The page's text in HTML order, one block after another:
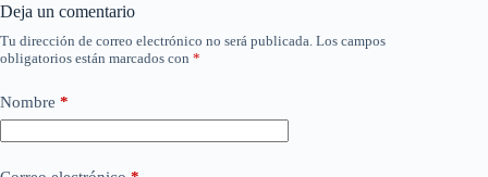
Deja un comentario
Tu dirección de correo electrónico no será publicada. Los campos
obligatorios están marcados con *
Nombre *